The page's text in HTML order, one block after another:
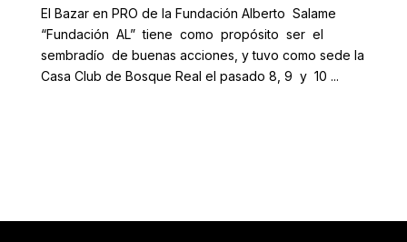
El Bazar en PRO de la Fundación Alberto Salame
“Fundación AL” tiene como propósito ser el
sembradío de buenas acciones, y tuvo como sede la
Casa Club de Bosque Real el pasado 8, 9 y 10 ...